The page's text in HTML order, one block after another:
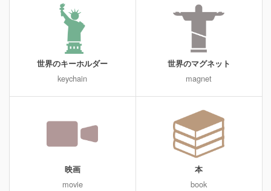
世界のキーホルダー
keychain
世界のマグネット
magnet
映画
movie
本
book